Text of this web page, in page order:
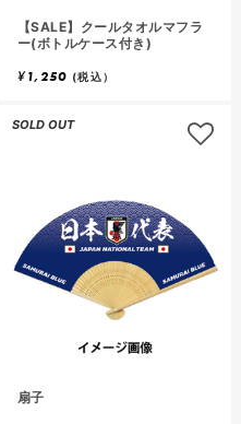
【SALE】クールタオルマフラ
ー(ボトルケース付き)
¥1,250 (税込）
SOLD OUT
扇子